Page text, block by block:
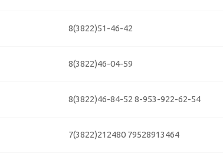
8(3822)51-46-42
8(3822)46-04-59
8(3822)46-84-52 8-953-922-62-54
7(3822)212480 79528913464